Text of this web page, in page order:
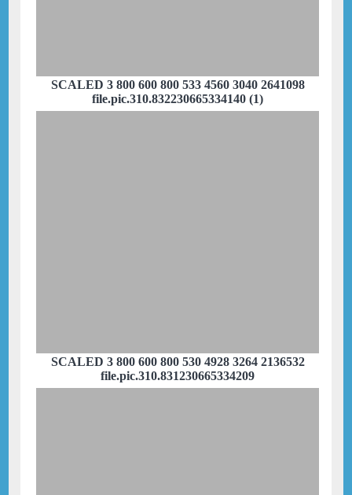
SCALED 3 800 600 800 533 4560 3040 2641098
file.pic.310.832230665334140 (1)
SCALED 3 800 600 800 530 4928 3264 2136532
file.pic.310.831230665334209